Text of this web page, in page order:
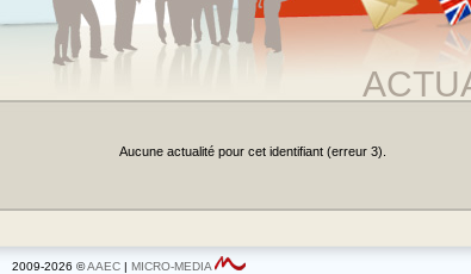
Aucune actualité pour cet identifiant (erreur 3).
2009-2026 ©AAEC | MICRO-MEDIA